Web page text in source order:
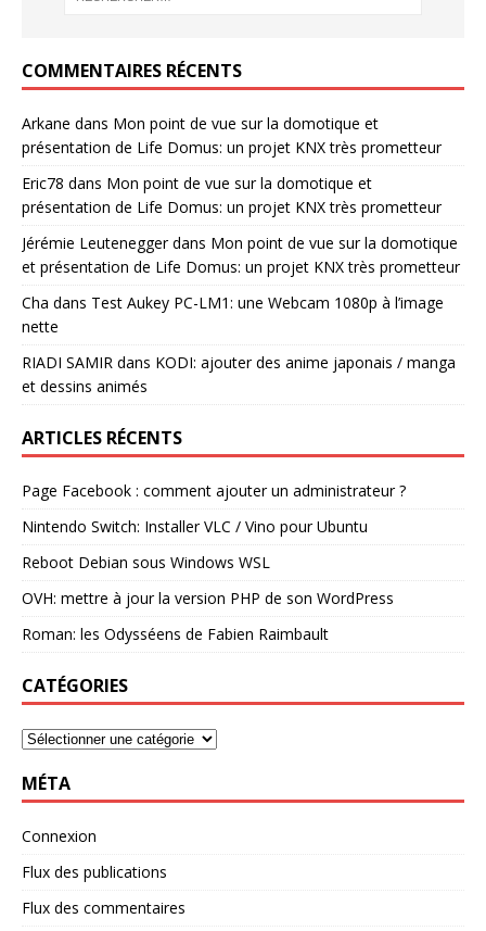
COMMENTAIRES RÉCENTS
Arkane dans Mon point de vue sur la domotique et
présentation de Life Domus: un projet KNX très prometteur
Eric78 dans Mon point de vue sur la domotique et
présentation de Life Domus: un projet KNX très prometteur
Jérémie Leuteneggerdans Mon point de vue sur la domotique
et présentation de Life Domus: un projet KNX très prometteur
Cha dans Test Aukey PC-LM1: une Webcam 1080p à l’image
nette
RIADI SAMIR dans KODI: ajouter des anime japonais / manga
et dessins animés
ARTICLES RÉCENTS
Page Facebook : comment ajouter un administrateur ?
Nintendo Switch: Installer VLC / Vino pour Ubuntu
Reboot Debian sous Windows WSL
OVH: mettre à jour la version PHP de son WordPress
Roman: les Odysséens de Fabien Raimbault
CATÉGORIES
MÉTA
Connexion
Flux des publications
Flux des commentaires